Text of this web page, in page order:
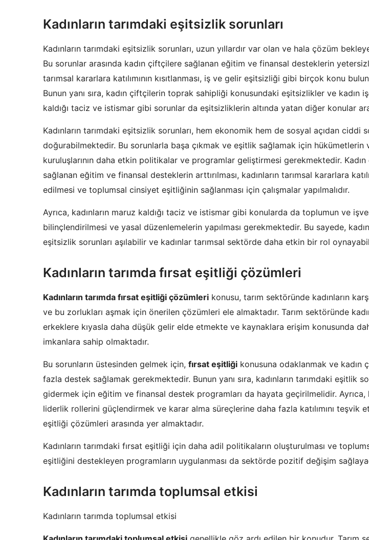
Kadınların tarımdaki eşitsizlik sorunları
Kadınların tarımdaki eşitsizlik sorunları, uzun yıllardır var olan ve hala çözüm
Bu sorunlar arasında kadın çiftçilere sağlanan eğitim ve finansal desteklerin
tarımsal kararlara katılımının kısıtlanması, iş ve gelir eşitsizliği gibi birçok konu
Bunun yanı sıra, kadın çiftçilerin toprak sahipliği konusundaki eşitsizlikler ve kadın
kaldığı taciz ve istismar gibi sorunlar da eşitsizliklerin altında yatan diğer konular
Kadınların tarımdaki eşitsizlik sorunları, hem ekonomik hem de sosyal açıdan ciddi
doğurabilmektedir. Bu sorunlarla başa çıkmak ve eşitlik sağlamak için hükümetlerin
kuruluşlarının daha etkin politikalar ve programlar geliştirmesi gerekmektedir.
sağlanan eğitim ve finansal desteklerin arttırılması, kadınların tarımsal kararlara
edilmesi ve toplumsal cinsiyet eşitliğinin sağlanması için çalışmalar yapılmalıdır.
Ayrıca, kadınların maruz kaldığı taciz ve istismar gibi konularda da toplumun ve
bilinçlendirilmesi ve yasal düzenlemelerin yapılması gerekmektedir. Bu sayede,
eşitsizlik sorunları aşılabilir ve kadınlar tarımsal sektörde daha etkin bir rol
Kadınların tarımda fırsat eşitliği çözümleri
Kadınların tarımda fırsat eşitliği çözümleri konusu, tarım sektöründe kadınların
ve bu zorlukları aşmak için önerilen çözümleri ele almaktadır. Tarım sektöründe
erkeklere kıyasla daha düşük gelir elde etmekte ve kaynaklara erişim konusunda
imkanlara sahip olmaktadır.
Bu sorunların üstesinden gelmek için, fırsat eşitliği konusuna odaklanmak ve kadın
fazla destek sağlamak gerekmektedir. Bunun yanı sıra, kadınların tarımdaki eşitlik
gidermek için eğitim ve finansal destek programları da hayata geçirilmelidir. Ayrıca,
liderlik rollerini güçlendirmek ve karar alma süreçlerine daha fazla katılımını teşvik
eşitliği çözümleri arasında yer almaktadır.
Kadınların tarımdaki fırsat eşitliği için daha adil politikaların oluşturulması ve
eşitliğini destekleyen programların uygulanması da sektörde pozitif değişim
Kadınların tarımda toplumsal etkisi
Kadınların tarımda toplumsal etkisi